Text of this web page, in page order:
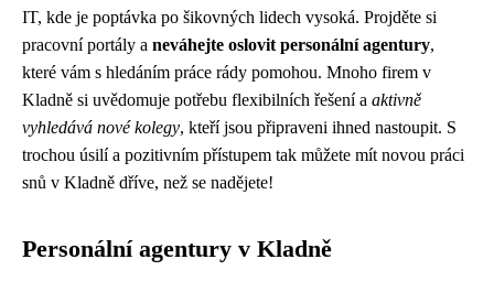
IT, kde je poptávka po šikovných lidech vysoká. Projděte si
pracovní portály a neváhejte oslovit personální agentury,
které vám s hledáním práce rády pomohou. Mnoho firem v
Kladně si uvědomuje potřebu flexibilních řešení a aktivně
vyhledává nové kolegy, kteří jsou připraveni ihned nastoupit. S
trochou úsilí a pozitivním přístupem tak můžete mít novou práci
snů v Kladně dříve, než se nadějete!
Personální agentury v Kladně